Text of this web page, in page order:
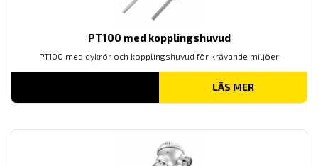
PT100 med kopplingshuvud
PT100 med dykrör och kopplingshuvud för krävande miljöer
LÄS MER